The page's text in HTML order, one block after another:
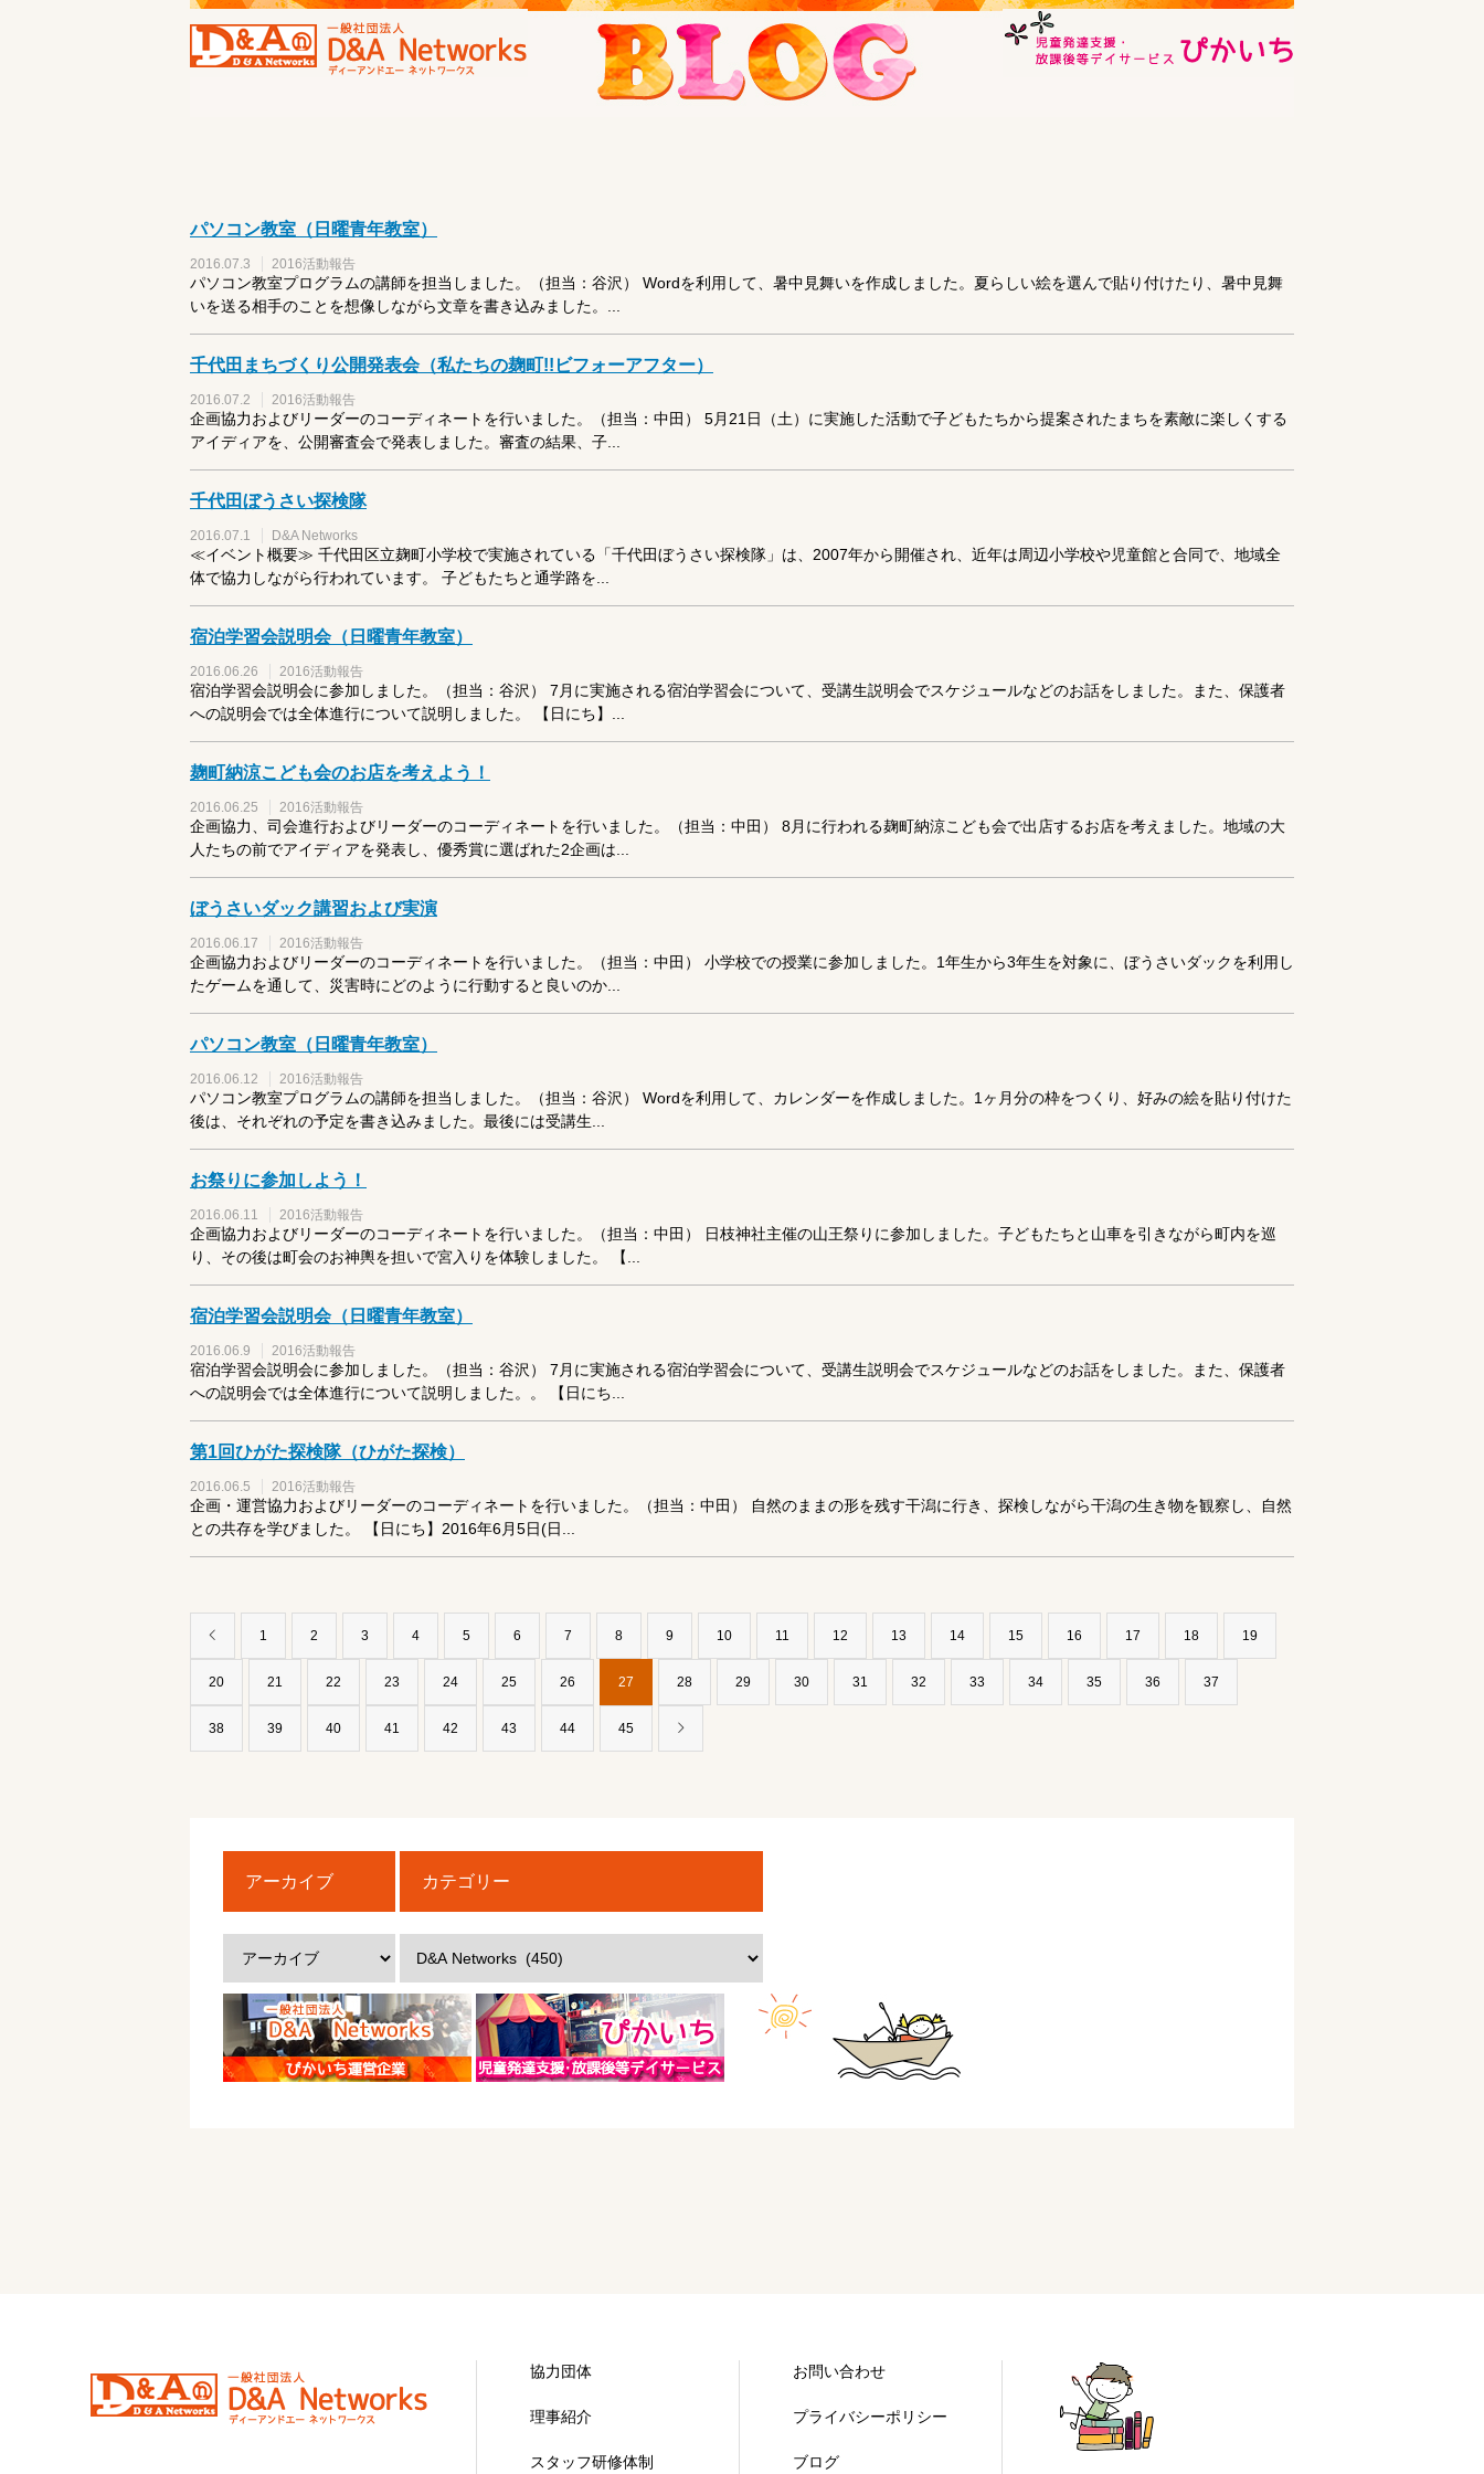
パソコン教室（日曜青年教室）
2016.07.3 2016活動報告
パソコン教室プログラムの講師を担当しました。（担当：谷沢） Wordを利用して、暑中見舞いを作成しました。夏らしい絵を選んで貼り付けたり、暑中見舞
いを送る相手のことを想像しながら文章を書き込みました。...
千代田まちづくり公開発表会（私たちの麹町!!ビフォーアフター）
2016.07.2 2016活動報告
企画協力およびリーダーのコーディネートを行いました。（担当：中田） 5月21日（土）に実施した活動で子どもたちから提案されたまちを素敵に楽しくする
アイディアを、公開審査会で発表しました。審査の結果、子...
千代田ぼうさい探検隊
2016.07.1 D&A Networks
≪イベント概要≫ 千代田区立麹町小学校で実施されている「千代田ぼうさい探検隊」は、2007年から開催され、近年は周辺小学校や児童館と合同で、地域全
体で協力しながら行われています。 子どもたちと通学路を...
宿泊学習会説明会（日曜青年教室）
2016.06.26 2016活動報告
宿泊学習会説明会に参加しました。（担当：谷沢） 7月に実施される宿泊学習会について、受講生説明会でスケジュールなどのお話をしました。また、保護者
への説明会では全体進行について説明しました。 【日にち】...
麹町納涼こども会のお店を考えよう！
2016.06.25 2016活動報告
企画協力、司会進行およびリーダーのコーディネートを行いました。（担当：中田） 8月に行われる麹町納涼こども会で出店するお店を考えました。地域の大
人たちの前でアイディアを発表し、優秀賞に選ばれた2企画は...
ぼうさいダック講習および実演
2016.06.17 2016活動報告
企画協力およびリーダーのコーディネートを行いました。（担当：中田） 小学校での授業に参加しました。1年生から3年生を対象に、ぼうさいダックを利用し
たゲームを通して、災害時にどのように行動すると良いのか...
パソコン教室（日曜青年教室）
2016.06.12 2016活動報告
パソコン教室プログラムの講師を担当しました。（担当：谷沢） Wordを利用して、カレンダーを作成しました。1ヶ月分の枠をつくり、好みの絵を貼り付けた
後は、それぞれの予定を書き込みました。最後には受講生...
お祭りに参加しよう！
2016.06.11 2016活動報告
企画協力およびリーダーのコーディネートを行いました。（担当：中田） 日枝神社主催の山王祭りに参加しました。子どもたちと山車を引きながら町内を巡
り、その後は町会のお神輿を担いで宮入りを体験しました。 【...
宿泊学習会説明会（日曜青年教室）
2016.06.9 2016活動報告
宿泊学習会説明会に参加しました。（担当：谷沢） 7月に実施される宿泊学習会について、受講生説明会でスケジュールなどのお話をしました。また、保護者
への説明会では全体進行について説明しました。。 【日にち...
第1回ひがた探検隊（ひがた探検）
2016.06.5 2016活動報告
企画・運営協力およびリーダーのコーディネートを行いました。（担当：中田） 自然のままの形を残す干潟に行き、探検しながら干潟の生き物を観察し、自然
との共存を学びました。 【日にち】2016年6月5日(日...
1 2 3 4 5 6 7 8 9 10 11 12 13 14 15 16 17 18 19
20 21 22 23 24 25 26 27 28 29 30 31 32 33 34 35 36 37
38 39 40 41 42 43 44 45
アーカイブ カテゴリー
協力団体
理事紹介
スタッフ研修体制
お問い合わせ
プライバシーポリシー
ブログ